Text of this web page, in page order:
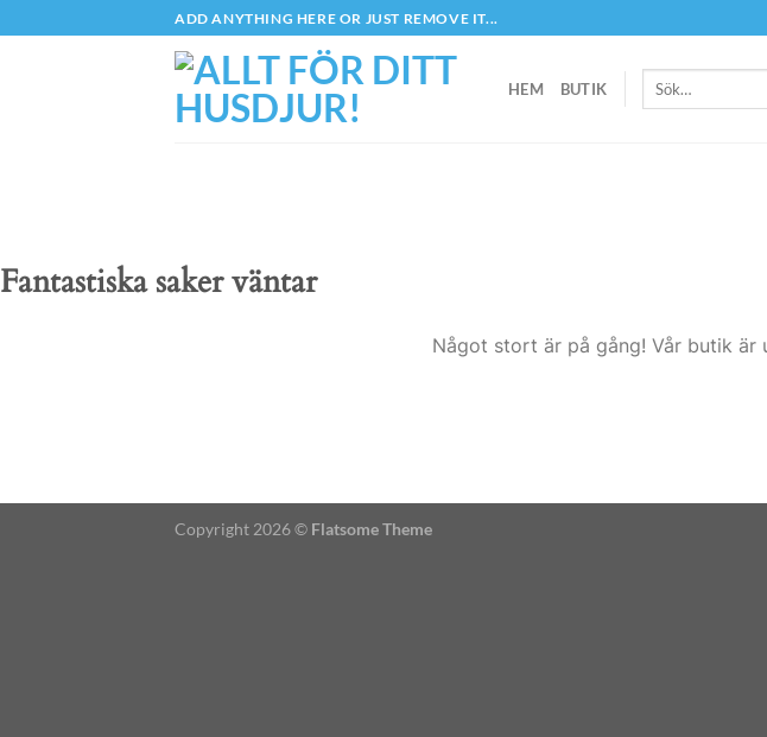
to
ADD ANYTHING HERE OR JUST REMOVE IT...
HEM BUTIK
Sök
Fantastiska saker väntar
Något stort är på gång! Vår butik är
Copyright 2026 © Flatsome Theme